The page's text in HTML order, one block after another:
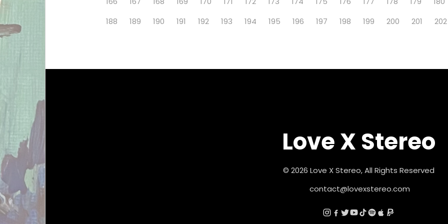
188
189 190 191 192 193 194 195 196 197 198 199 200 201 202
Love X Stereo
© 2026 Love X Stereo, All Rights Reserved
contact@lovexstereo.com